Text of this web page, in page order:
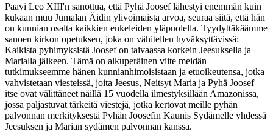
Paavi Leo XIII'n sanottua, että Pyhä Joosef lähestyi enemmän kuin
kukaan muu Jumalan Äidin ylivoimaista arvoa, seuraa siitä, että hän
on kunnian osalta kaikkien enkeleiden yläpuolella. Tyydyttäkäämme
sanoen kirkon opetuksen, joka on vähitellen hyväksyttävissä:
Kaikista pyhimyksistä Joosef on taivaassa korkein Jeesuksella ja
Marialla jälkeen. Tämä on alkuperäinen viite meidän
tutkimukseemme hänen kunnianhimoisistaan ja etuoikeutensa, jotka
vahvistetaan viesteissä, joita Jeesus, Neitsyt Maria ja Pyhä Joosef
itse ovat välittäneet näillä 15 vuodella ilmestyksillään Amazonissa,
jossa paljastuvat tärkeitä viestejä, jotka kertovat meille pyhän
palvonnan merkityksestä Pyhän Joosefin Kaunis Sydämelle yhdessä
Jeesuksen ja Marian sydämen palvonnan kanssa.